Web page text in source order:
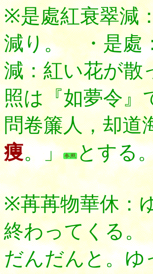
※是處紅衰翠減
減り。 ・是處
減：紅い花が散
照は『如夢令』
問卷簾人，却道
痩。」 とする
※苒苒物華休：
終わってくる
だんだんと。ゆ